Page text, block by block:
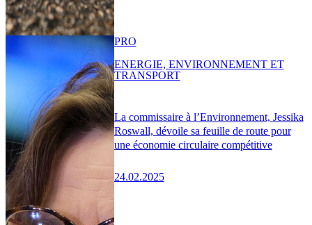
La commissaire à l’Environnement, Jessika
Roswall, dévoile sa feuille de route pour
une économie circulaire compétitive
24.02.2025
PRO
ENERGIE, ENVIRONNEMENT ET
TRANSPORT